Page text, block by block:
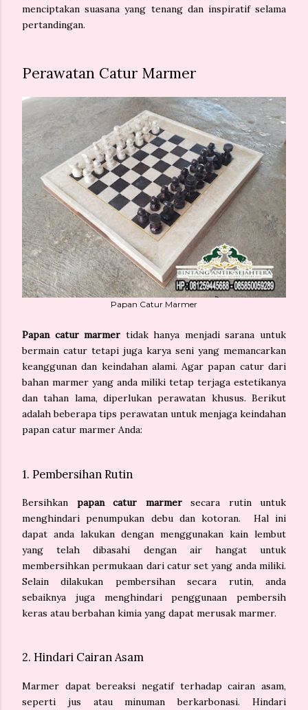
menciptakan suasana yang tenang dan inspiratif selama
pertandingan.
Perawatan Catur Marmer
Papan Catur Marmer
Papan catur marmer tidak hanya menjadi sarana untuk
bermain catur tetapi juga karya seni yang memancarkan
keanggunan dan keindahan alami. Agar papan catur dari
bahan marmer yang anda miliki tetap terjaga estetikanya
dan tahan lama, diperlukan perawatan khusus. Berikut
adalah beberapa tips perawatan untuk menjaga keindahan
papan catur marmer Anda:
1. Pembersihan Rutin
Bersihkan papan catur marmersecara rutin untuk
menghindari penumpukan debu dan kotoran. Hal ini
dapat anda lakukan dengan menggunakan kain lembut
yang telah dibasahi dengan air hangat untuk
membersihkan permukaan dari catur set yang anda miliki.
Selain dilakukan pembersihan secara rutin, anda
sebaiknya juga menghindari penggunaan pembersih
keras atau berbahan kimia yang dapat merusak marmer.
2. Hindari Cairan Asam
Marmer dapat bereaksi negatif terhadap cairan asam,
seperti jus atau minuman berkarbonasi. Hindari